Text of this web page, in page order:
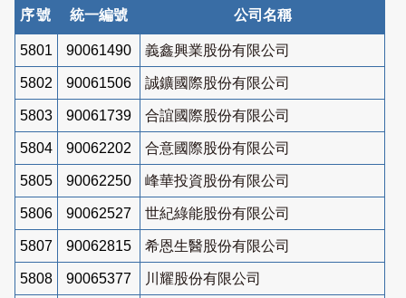
序號 統一編號 公司名稱
5801 90061490 義鑫興業股份有限公司
5802 90061506 誠鑛國際股份有限公司
5803 90061739 合誼國際股份有限公司
5804 90062202 合意國際股份有限公司
5805 90062250 峰華投資股份有限公司
5806 90062527 世紀綠能股份有限公司
5807 90062815 希恩生醫股份有限公司
5808 90065377 川耀股份有限公司